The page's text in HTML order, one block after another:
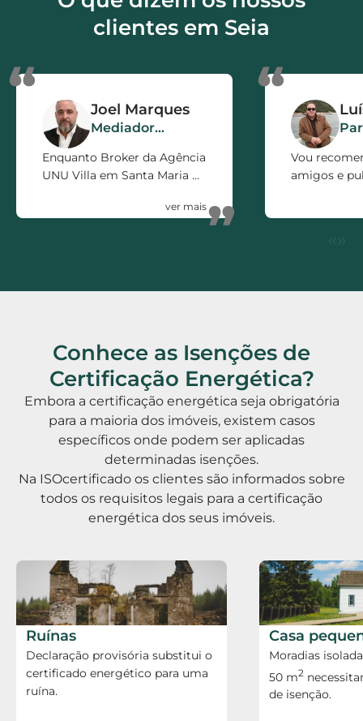
nossa agenda.
clientes em Seia
“
”
Joel Marques
Mediador
Enquanto Broker da Agência
UNU Villa em Santa Maria da
a ISOcertificado como
“
Vou
amigos e
Conhece as Isenções de
Certificação Energética?
Embora a certificação energética seja obrigatória
para a maioria dos imóveis, existem casos
específicos onde podem ser aplicadas
determinadas isenções.
Na ISOcertificado os clientes são informados sobre
todos os requisitos legais para a certificação
energética dos seus imóveis.
Ruínas
Declaração provisória substitui o
certificado energético para uma
ruína.
Casa
Moradias
50 m2
de isenção.